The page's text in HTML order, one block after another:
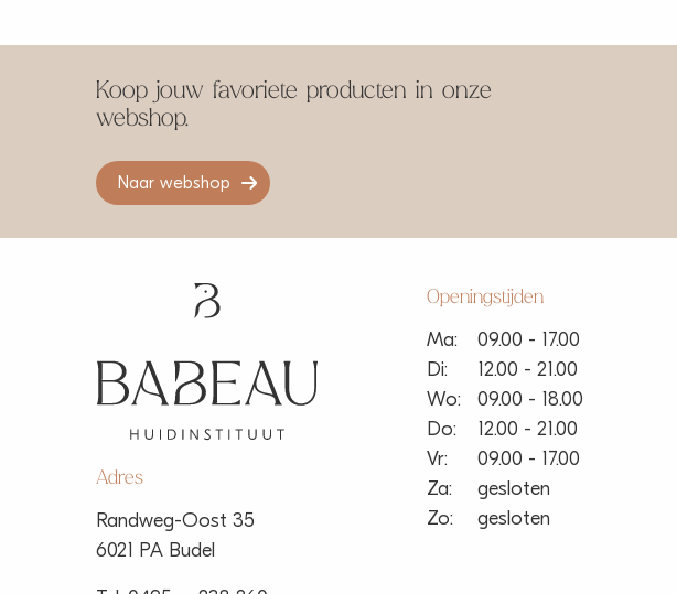
Koop jouw favoriete producten in onze
webshop.
Naar webshop
Adres
Randweg-Oost 35
6021 PA Budel
Openingstijden
Ma:
09.00 - 17.00
Di:
12.00 - 21.00
Wo:
09.00 - 18.00
Do:
12.00 - 21.00
Vr:
09.00 - 17.00
Za:
gesloten
Zo:
gesloten